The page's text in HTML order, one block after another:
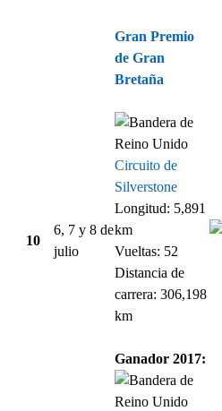
10
6, 7 y 8 de
julio
Gran Premio
de Gran
Bretaña
Circuito de
Silverstone
Longitud: 5,891
km
Vueltas: 52
Distancia de
carrera: 306,198
km
Ganador 2017: